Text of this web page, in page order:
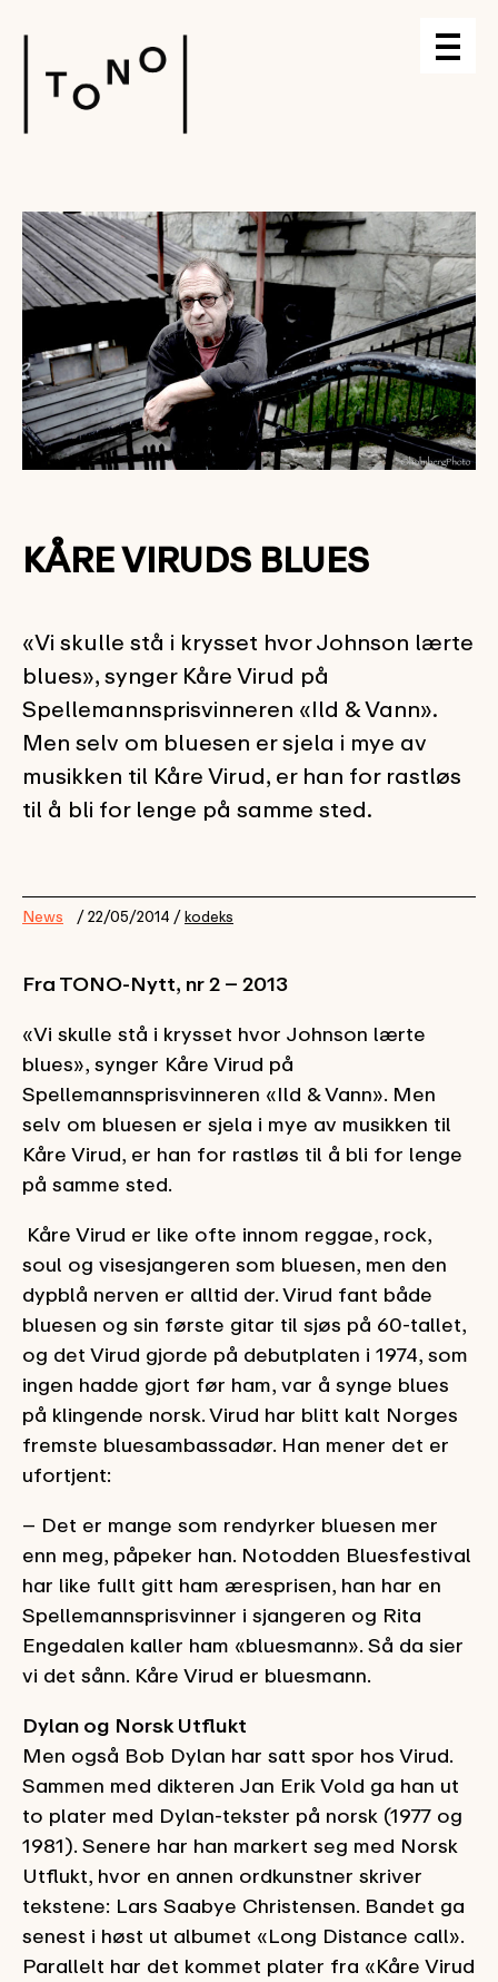
KÅRE VIRUDS BLUES
«Vi skulle stå i krysset hvor Johnson lærte
blues», synger Kåre Virud på
Spellemannsprisvinneren «Ild & Vann».
Men selv om bluesen er sjela i mye av
musikken til Kåre Virud, er han for rastløs
til å bli for lenge på samme sted.
News / 22/05/2014 /kodeks
Fra TONO-Nytt, nr 2 – 2013
«Vi skulle stå i krysset hvor Johnson lærte
blues», synger Kåre Virud på
Spellemannsprisvinneren «Ild & Vann». Men
selv om bluesen er sjela i mye av musikken til
Kåre Virud, er han for rastløs til å bli for lenge
på samme sted.
Kåre Virud er like ofte innom reggae, rock,
soul og visesjangeren som bluesen, men den
dypblå nerven er alltid der. Virud fant både
bluesen og sin første gitar til sjøs på 60-tallet,
og det Virud gjorde på debutplaten i 1974, som
ingen hadde gjort før ham, var å synge blues
på klingende norsk. Virud har blitt kalt Norges
fremste bluesambassadør. Han mener det er
ufortjent:
– Det er mange som rendyrker bluesen mer
enn meg, påpeker han. Notodden Bluesfestival
har like fullt gitt ham æresprisen, han har en
Spellemannsprisvinner i sjangeren og Rita
Engedalen kaller ham «bluesmann». Så da sier
vi det sånn. Kåre Virud er bluesmann.
Dylan og Norsk Utflukt
Men også Bob Dylan har satt spor hos Virud.
Sammen med dikteren Jan Erik Vold ga han ut
to plater med Dylan-tekster på norsk (1977 og
1981). Senere har han markert seg med Norsk
Utflukt, hvor en annen ordkunstner skriver
tekstene: Lars Saabye Christensen. Bandet ga
senest i høst ut albumet «Long Distance call».
Parallelt har det kommet plater fra «Kåre Virud